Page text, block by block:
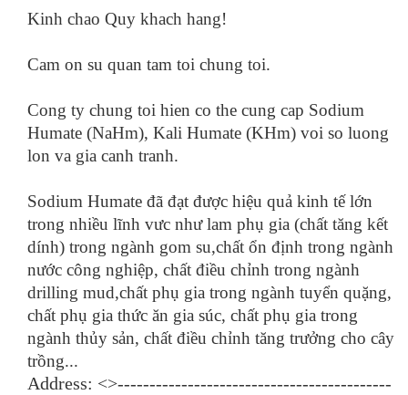
Kinh chao Quy khach hang!
Cam on su quan tam toi chung toi.
Cong ty chung toi hien co the cung cap Sodium
Humate (NaHm), Kali Humate (KHm) voi so luong
lon va gia canh tranh.
Sodium Humate đã đạt được hiệu quả kinh tế lớn
trong nhiều lĩnh vưc như lam phụ gia (chất tăng kết
dính) trong ngành gom su,chất ổn định trong ngành
nước công nghiệp, chất điều chỉnh trong ngành
drilling mud,chất phụ gia trong ngành tuyển quặng,
chất phụ gia thức ăn gia súc, chất phụ gia trong
ngành thủy sản, chất điều chỉnh tăng trưởng cho cây
trồng...
Address: <>-------------------------------------------